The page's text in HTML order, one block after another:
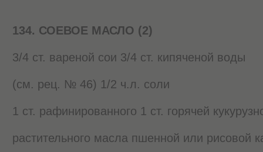
134. СОЕВОЕ МАСЛО (2)
3/4 ст. вареной сои 3/4 ст. кипяченой воды
(см. рец. № 46) 1/2 ч.л. соли
1 ст. рафинированного 1 ст. горячей
растительного масла пшенной или рисовой